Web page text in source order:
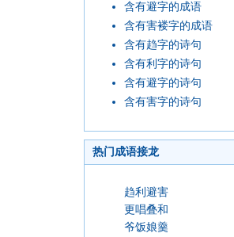
含有避字的成语
含有害褛字的成语
含有趋字的诗句
含有利字的诗句
含有避字的诗句
含有害字的诗句
热门成语接龙
趋利避害
更唱叠和
爷饭娘羹